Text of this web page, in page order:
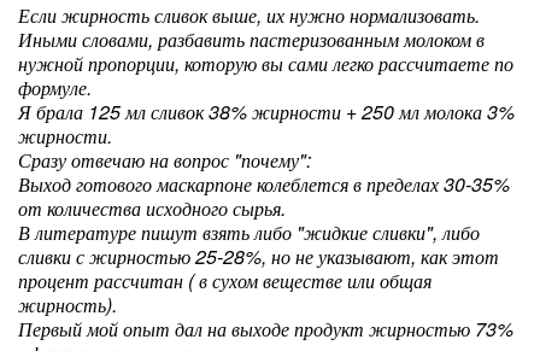
Если жирность сливок выше, их нужно нормализовать.
Иными словами, разбавить пастеризованным молоком в
нужной пропорции, которую вы сами легко рассчитаете по
формуле.
Я брала 125 мл сливок 38% жирности + 250 мл молока 3%
жирности.
Сразу отвечаю на вопрос "почему":
Выход готового маскарпоне колеблется в пределах 30-35%
от количества исходного сырья.
В литературе пишут взять либо "жидкие сливки", либо
сливки с жирностью 25-28%, но не указывают, как этот
процент рассчитан ( в сухом веществе или общая
жирность).
Первый мой опыт дал на выходе продукт жирностью 73%